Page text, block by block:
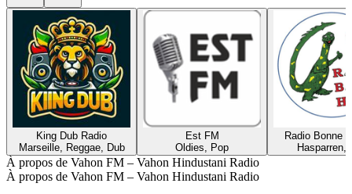
King Dub Radio
Marseille, Reggae, Dub
Est FM
Oldies, Pop
Radio Bonne
Hasparren,
À propos de Vahon FM – Vahon Hindustani Radio
À propos de Vahon FM – Vahon Hindustani Radio